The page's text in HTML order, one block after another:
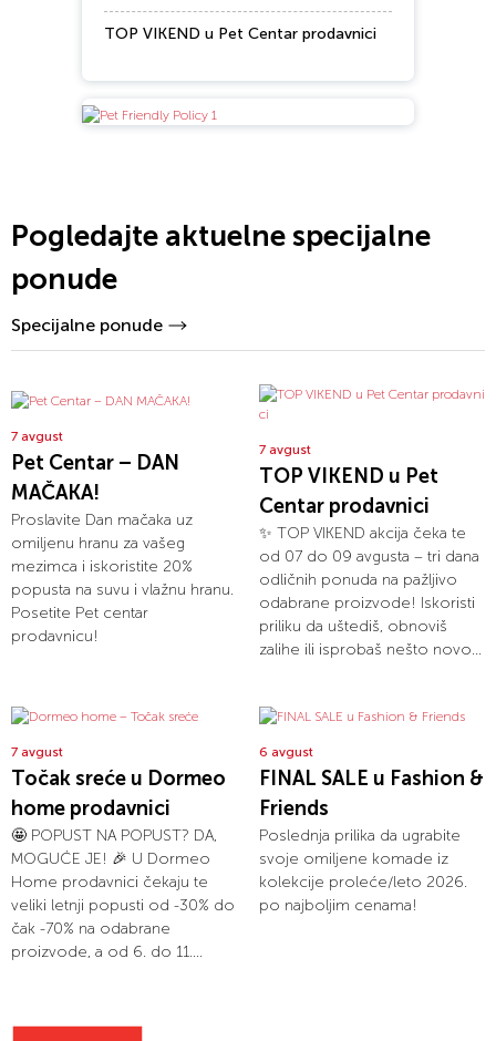
TOP VIKEND u Pet Centar prodavnici
Pogledajte aktuelne specijalne
ponude
Specijalne ponude
7 avgust
Pet Centar – DAN
MAČAKA!
Proslavite Dan mačaka uz
omiljenu hranu za vašeg
mezimca i iskoristite 20%
popusta na suvu i vlažnu hranu.
Posetite Pet centar
prodavnicu!
7 avgust
TOP VIKEND u Pet
Centar prodavnici
✨ TOP VIKEND akcija čeka te
od 07 do 09 avgusta – tri dana
odličnih ponuda na pažljivo
odabrane proizvode! Iskoristi
priliku da uštediš, obnoviš
zalihe ili isprobaš nešto novo...
7 avgust
Točak sreće u Dormeo
home prodavnici
🤩 POPUST NA POPUST? DA,
MOGUĆE JE! 🎉 U Dormeo
Home prodavnici čekaju te
veliki letnji popusti od -30% do
čak -70% na odabrane
proizvode, a od 6. do 11....
6 avgust
FINAL SALE u Fashion &
Friends
Poslednja prilika da ugrabite
svoje omiljene komade iz
kolekcije proleće/leto 2026.
po najboljim cenama!